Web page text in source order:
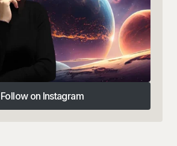
Follow on Instagram
Follow on Instagram